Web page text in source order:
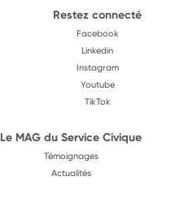
Restez connecté
Facebook
Linkedin
Instagram
Youtube
TikTok
Le MAG du Service Civique
Témoignages
Actualités